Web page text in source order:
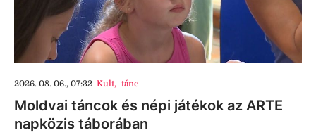
2026. 08. 06., 07:32 Kult, tánc
Moldvai táncok és népi játékok az ARTE
napközis táborában